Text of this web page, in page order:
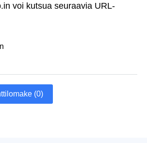
voi kutsua seuraavia URL-
(0)